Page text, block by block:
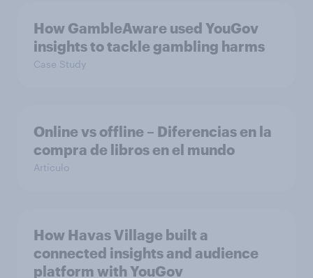
How GambleAware used YouGov
insights to tackle gambling harms
Case Study
Online vs offline – Diferencias en la
compra de libros en el mundo
Artículo
How Havas Village built a
connected insights and audience
platform with YouGov